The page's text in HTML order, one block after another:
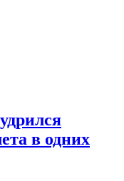
в одних